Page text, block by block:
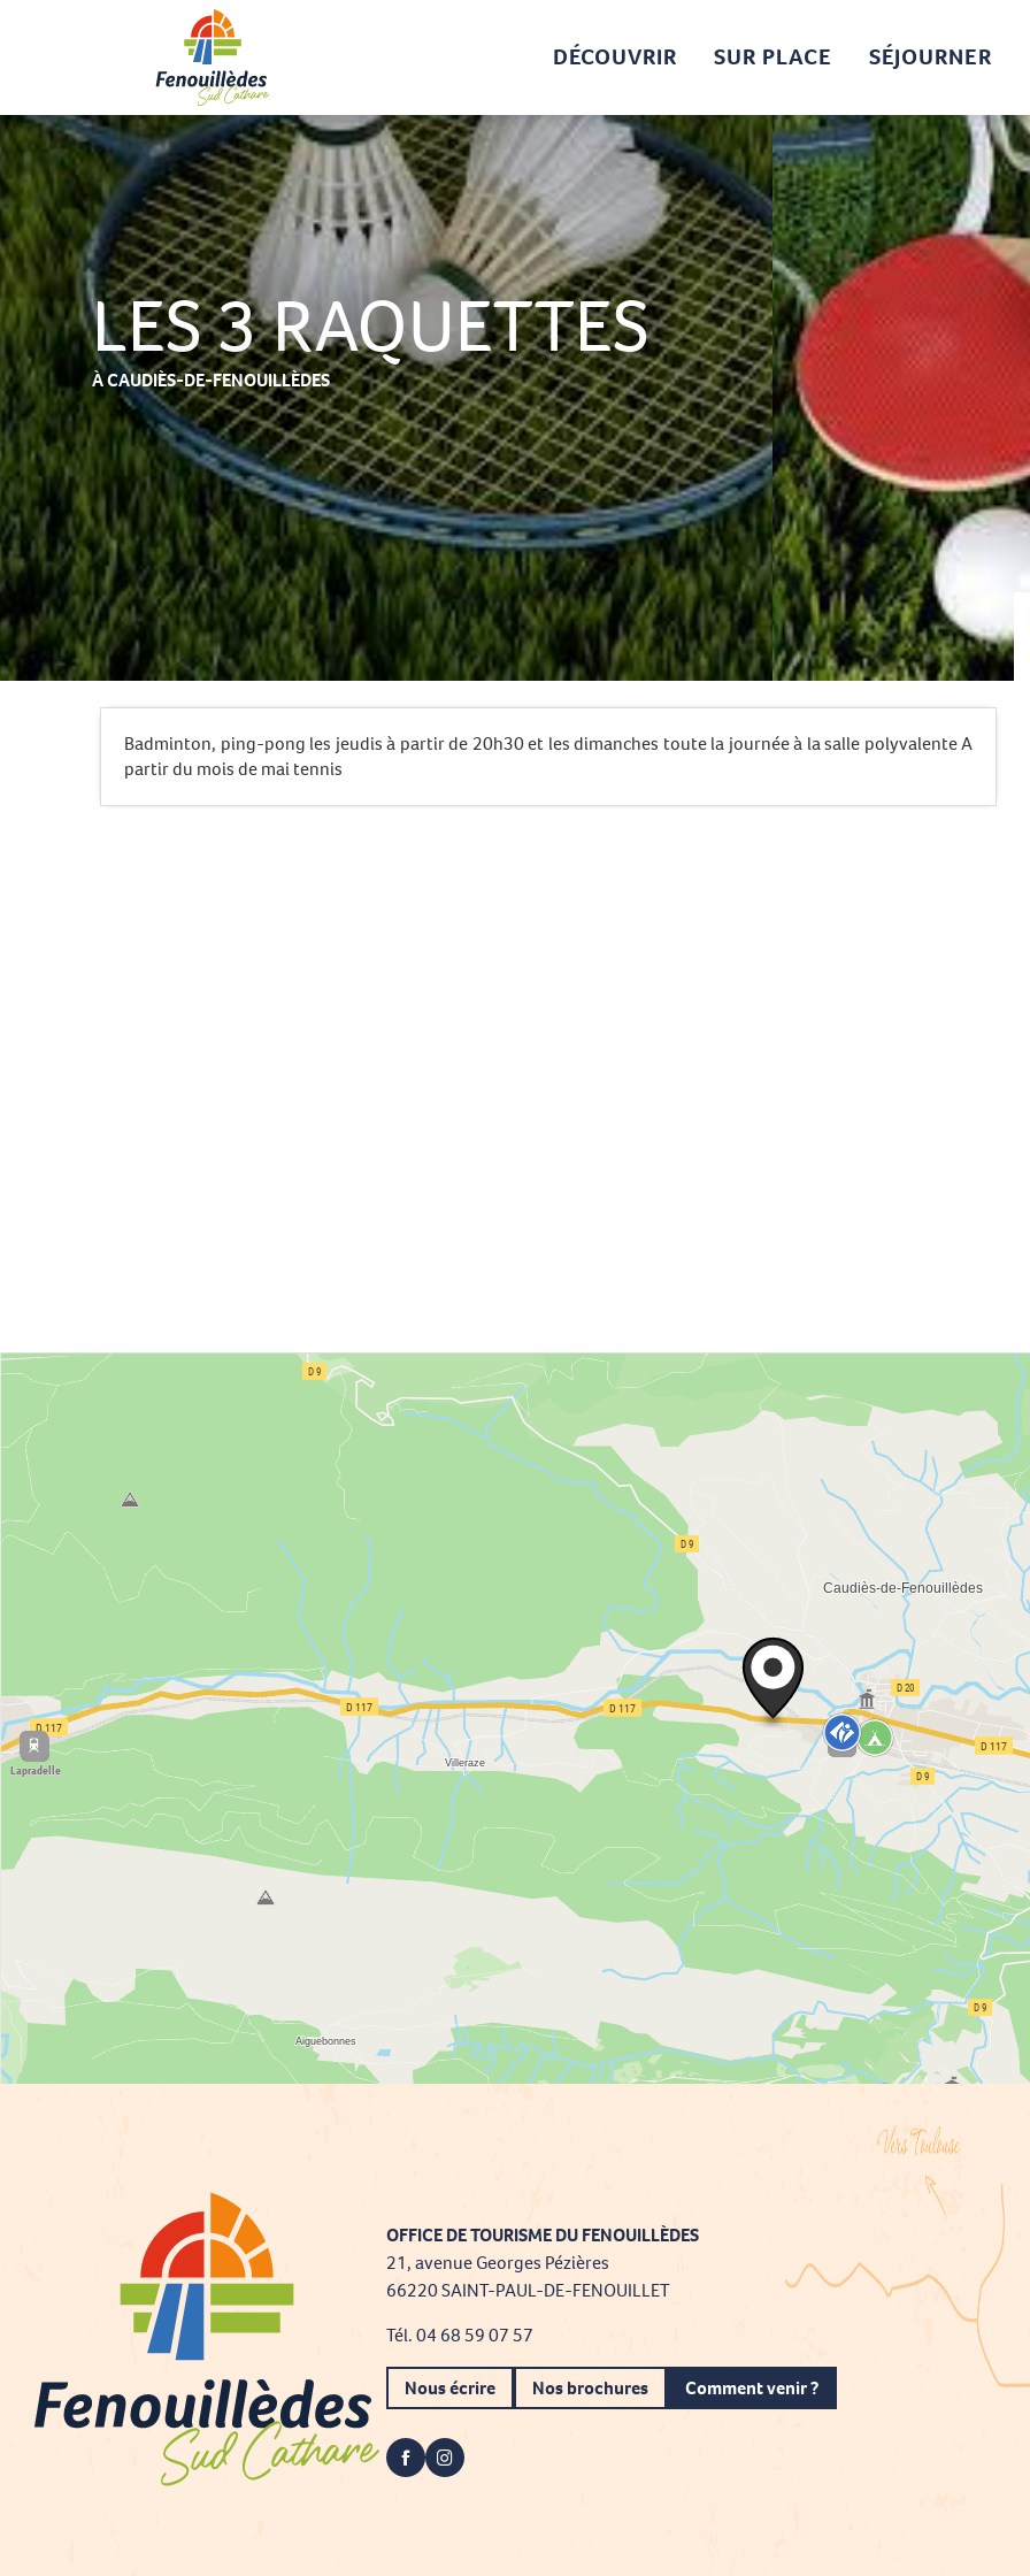
DÉCOUVRIR SUR PLACE SÉJOURNER
LES 3 RAQUETTES
À CAUDIÈS-DE-FENOUILLÈDES
Badminton, ping-pong les jeudis à partir de 20h30 et les dimanches toute la journée à la salle polyvalente A
partir du mois de mai tennis
OFFICE DE TOURISME DU FENOUILLÈDES
21, avenue Georges Pézières
66220 SAINT-PAUL-DE-FENOUILLET
Tél. 04 68 59 07 57
Nous écrire Nos brochures Comment venir ?